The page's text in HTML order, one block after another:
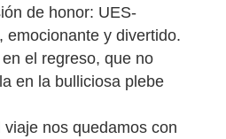
de honor: UES-
emocionante y divertido.
el regreso, que no
en la bulliciosa plebe
nos quedamos con